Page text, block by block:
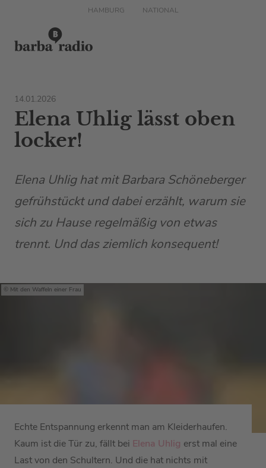
HAMBURG NATIONAL
14.01.2026
Elena Uhlig lässt oben
locker!
Elena Uhlig hat mit Barbara Schöneberger
gefrühstückt und dabei erzählt, warum sie
sich zu Hause regelmäßig von etwas
trennt. Und das ziemlich konsequent!
Mit den Waffeln einer Frau
Echte Entspannung erkennt man am Kleiderhaufen.
Kaum ist die Tür zu, fällt bei Elena Uhlig erst mal eine
Last von den Schultern. Und die hat nichts mit